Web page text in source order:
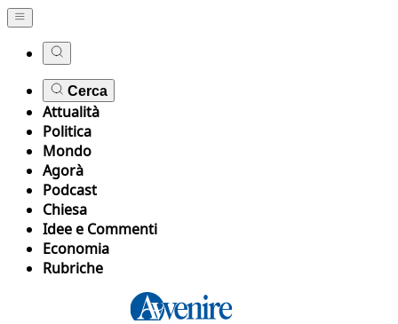
Cerca
Attualità
Politica
Mondo
Agorà
Podcast
Chiesa
Idee e Commenti
Economia
Rubriche